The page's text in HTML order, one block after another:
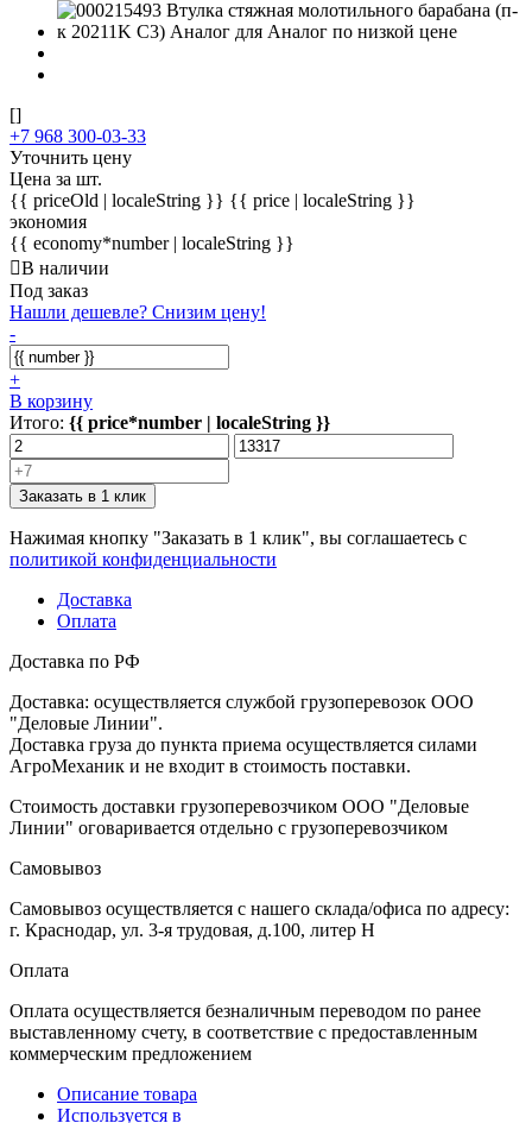
[]
+7 968 300-03-33
Уточнить цену
Цена за шт.
{{ priceOld | localeString }} {{ price | localeString }}
экономия
{{ economy*number | localeString }}
В наличии
Под заказ
Нашли дешевле? Снизим цену!
-
+
В корзину
Итого: {{ price*number | localeString }}
Заказать в 1 клик
Нажимая кнопку "Заказать в 1 клик", вы соглашаетесь с
политикой конфиденциальности
Доставка
Оплата
Доставка по РФ
Доставка: осуществляется службой грузоперевозок ООО
"Деловые Линии".
Доставка груза до пункта приема осуществляется силами
АгроМеханик и не входит в стоимость поставки.
Стоимость доставки грузоперевозчиком ООО "Деловые
Линии" оговаривается отдельно с грузоперевозчиком
Самовывоз
Самовывоз осуществляется с нашего склада/офиса по адресу:
г. Краснодар, ул. 3-я трудовая, д.100, литер Н
Оплата
Оплата осуществляется безналичным переводом по ранее
выставленному счету, в соответствие с предоставленным
коммерческим предложением
Описание товара
Используется в